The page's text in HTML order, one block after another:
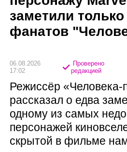
заметили только
фанатов
06.08.2026
17:02
Проверено
редакцией
Режиссёр «Человека-
рассказал о едва
одному из самых
персонажей
скрытой в фильме